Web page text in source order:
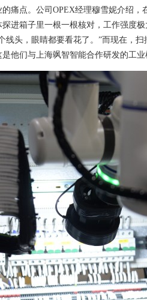
痛点。 公司OPEX经理穆雪妮介绍，
进箱子里一根一根核对，工作强度极
线头，眼睛都要看花了。”而现在，扫
他们与上海飒智智能合作研发的工